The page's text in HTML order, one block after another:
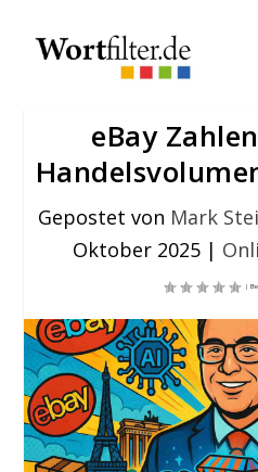
eBay
Gepostet von Mark
Oktober 2025 |